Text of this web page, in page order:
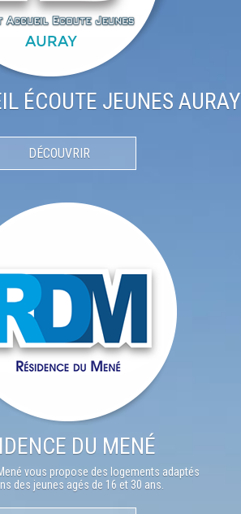
ÉCOUTE JEUNES AURAY
DÉCOUVRIR
DU MENÉ
vous propose des logements adaptés
des jeunes agés de 16 et 30 ans.